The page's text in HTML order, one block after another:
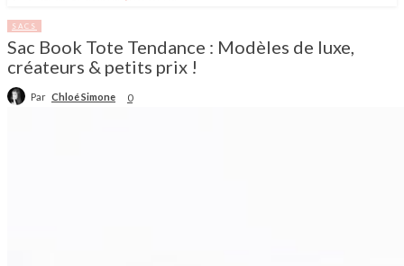
SACS
Sac Book Tote Tendance : Modèles de luxe,
créateurs & petits prix !
Par Chloé Simone 0